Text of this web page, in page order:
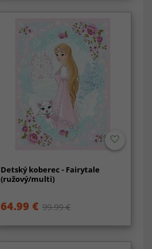
Detský koberec - Fairytale
(ružový/multi)
64.99 € 99.99 €